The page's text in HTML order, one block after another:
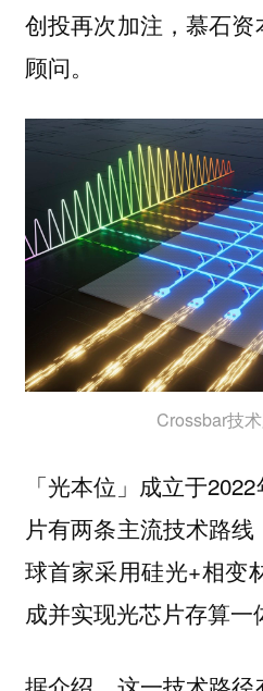
创投再次加注，慕石
顾问。
Crossbar技
「光本位」成立于
片有两条主流技术路
球首家采用硅光+相变
成并实现光芯片存算一